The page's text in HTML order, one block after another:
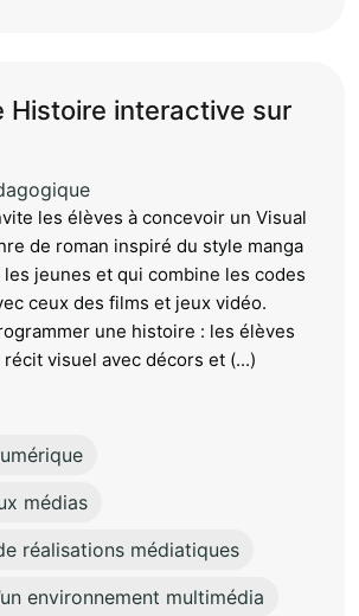
Histoire interactive sur
les élèves à concevoir un Visual
de roman inspiré du style manga
jeunes et qui combine les codes
ceux des films et jeux vidéo.
une histoire : les élèves
visuel avec décors et (...)
médias
réalisations médiatiques
environnement multimédia